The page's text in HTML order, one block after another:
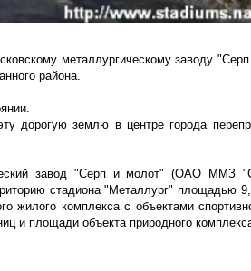
металлургическому заводу
района.
дорогую землю в центре города
завод "Серп и молот" (ОАО ММЗ
стадиона "Металлург" площадью
жилого комплекса с объектами
и площади объекта природного